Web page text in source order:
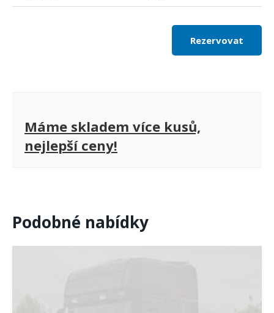
Rezervovat
Máme skladem více kusů,
nejlepší ceny!
Podobné nabídky